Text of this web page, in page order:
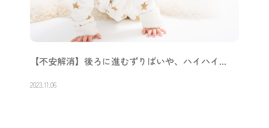
【不安解消】後ろに進むずりばいや、ハイハイ…
2023.11.06